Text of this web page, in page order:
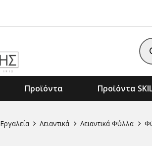
Προϊόντα Προϊόντα
Εργαλεία Λειαντικά Λειαντικά Φύλλα